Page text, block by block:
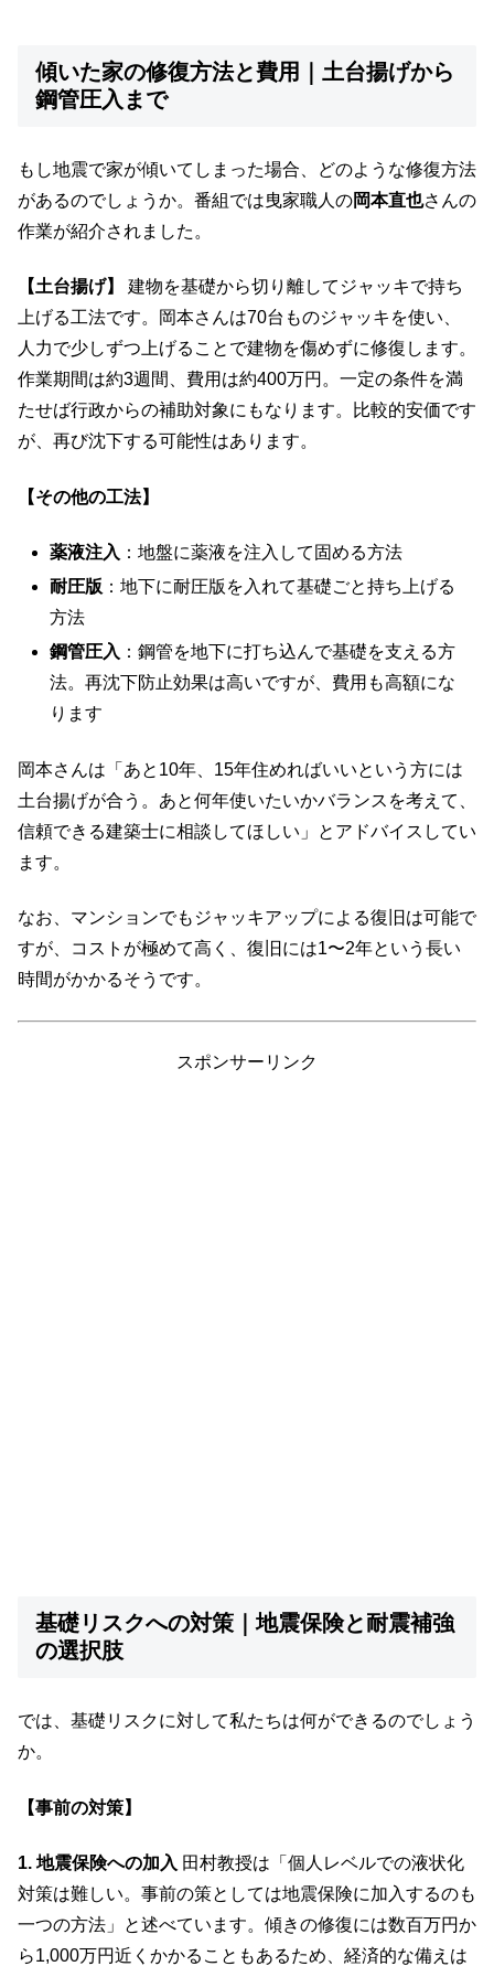
傾いた家の修復方法と費用｜土台揚げから
鋼管圧入まで
もし地震で家が傾いてしまった場合、どのような修復方法
があるのでしょうか。番組では曳家職人の岡本直也さんの
作業が紹介されました。
【土台揚げ】
建物を基礎から切り離してジャッキで持ち
上げる工法です。岡本さんは70台ものジャッキを使い、
人力で少しずつ上げることで建物を傷めずに修復します。
作業期間は約3週間、費用は約400万円。一定の条件を満
たせば行政からの補助対象にもなります。比較的安価です
が、再び沈下する可能性はあります。
【その他の工法】
薬液注入 ：地盤に薬液を注入して固める方法
耐圧版 ：地下に耐圧版を入れて基礎ごと持ち上げる
方法
鋼管圧入 ：鋼管を地下に打ち込んで基礎を支える方
法。再沈下防止効果は高いですが、費用も高額にな
ります
岡本さんは「あと10年、15年住めればいいという方には
土台揚げが合う。あと何年使いたいかバランスを考えて、
信頼できる建築士に相談してほしい」とアドバイスしてい
ます。
なお、マンションでもジャッキアップによる復旧は可能で
すが、コストが極めて高く、復旧には1〜2年という長い
時間がかかるそうです。
スポンサーリンク
基礎リスクへの対策｜地震保険と耐震補強
の選択肢
では、基礎リスクに対して私たちは何ができるのでしょう
か。
【事前の対策】
1. 地震保険への加入 田村教授は「個人レベルでの液状化
対策は難しい。事前の策としては地震保険に加入するのも
一つの方法」と述べています。傾きの修復には数百万円か
ら1,000万円近くかかることもあるため、経済的な備えは